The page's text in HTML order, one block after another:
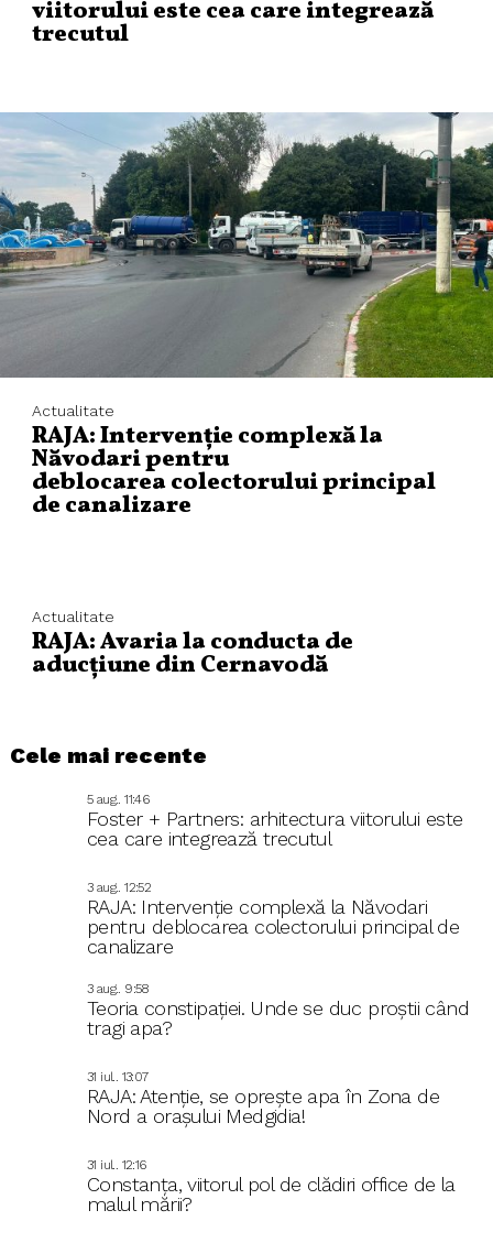
viitorului este cea care integrează
trecutul
Actualitate
RAJA: Intervenție complexă la
Năvodari pentru
deblocarea colectorului principal
de canalizare
Actualitate
RAJA: Avaria la conducta de
aducțiune din Cernavodă
Cele mai recente
5 aug.. 11:46
Foster + Partners: arhitectura viitorului este
cea care integrează trecutul
3 aug.. 12:52
RAJA: Intervenție complexă la Năvodari
pentru deblocarea colectorului principal de
canalizare
3 aug.. 9:58
Teoria constipației. Unde se duc proștii când
tragi apa?
31 iul.. 13:07
RAJA: Atenție, se oprește apa în Zona de
Nord a orașului Medgidia!
31 iul.. 12:16
Constanța, viitorul pol de clădiri office de la
malul mării?